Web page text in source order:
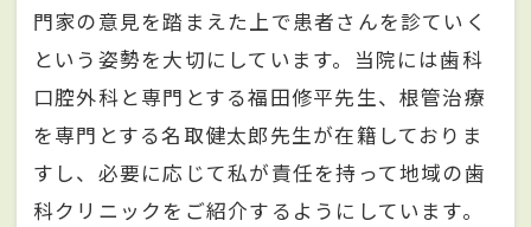
門家の意見を踏まえた上で患者さんを診ていく
という姿勢を大切にしています。当院には歯科
口腔外科と専門とする福田修平先生、根管治療
を専門とする名取健太郎先生が在籍しておりま
すし、必要に応じて私が責任を持って地域の歯
科クリニックをご紹介するようにしています。